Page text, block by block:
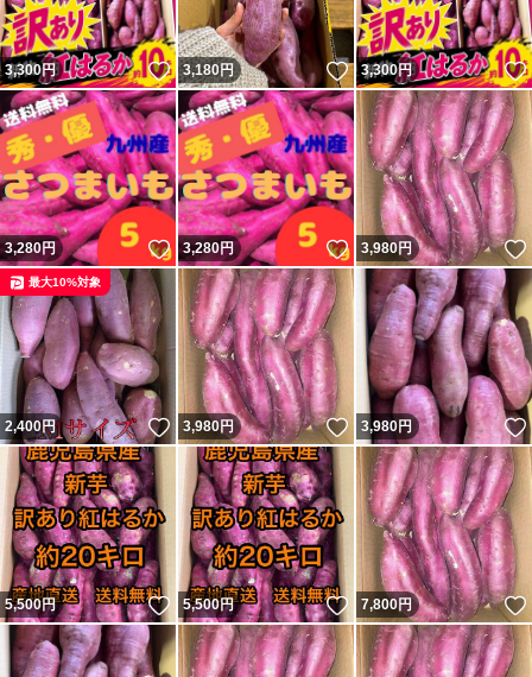
3,300円 いいね！
3,180円 いいね！
3,300円
3,280円 いいね！
3,280円 いいね！
3,980円
2,400円 いいね！
最大10%対象
3,980円 いいね！
3,980円
5,500円 いいね！
5,500円 いいね！
7,800円